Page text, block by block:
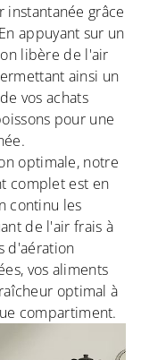
instantanée grâce
appuyant sur un
libère de l'air
ainsi un
vos achats
pour une
optimale, notre
complet est en
continu les
de l'air frais à
d'aération
vos aliments
optimal à
compartiment.